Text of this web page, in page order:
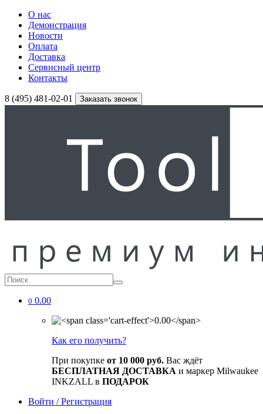
О нас
Демонстрация
Новости
Оплата
Доставка
Сервисный центр
Контакты
8 (495) 481-02-01 Заказать звонок
0 0.00
Как его получить?
При покупке от 10 000 руб. Вас ждёт
БЕСПЛАТНАЯ ДОСТАВКА и маркер Milwaukee
INKZALL в ПОДАРОК
Войти / Регистрация